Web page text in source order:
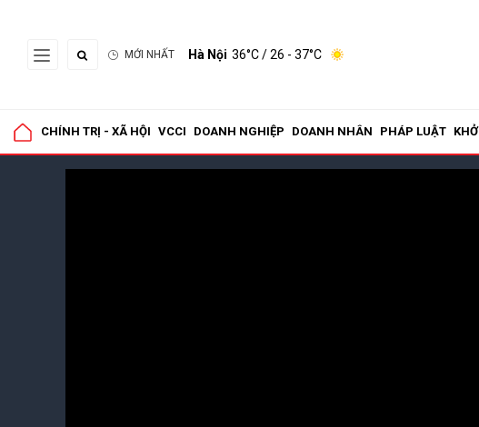
MỚI NHẤT Hà Nội 36°C/ 26 - 37°C
CHÍNH TRỊ - XÃ HỘI VCCI DOANH NGHIỆP DOANH NHÂN PHÁP LUẬT